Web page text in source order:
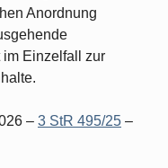
Anordnung
im Einzelfall zur
– 3 StR 495/25 –